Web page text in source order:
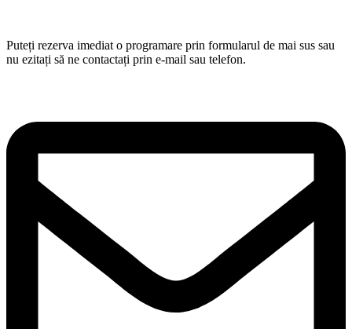
Puteți rezerva imediat o programare prin formularul de mai sus sau
nu ezitați să ne contactați prin e-mail sau telefon.